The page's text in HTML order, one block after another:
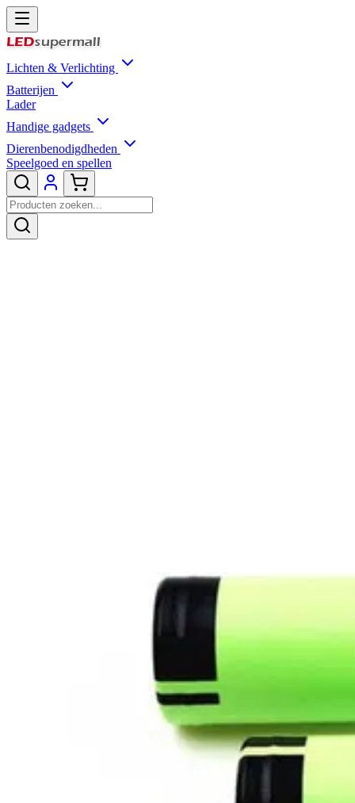
Lichten & Verlichting
Batterijen
Lader
Handige gadgets
Dierenbenodigdheden
Speelgoed en spellen